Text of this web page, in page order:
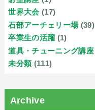
世界大会 (17)
石部アーチェリー場 (39)
卒業生の活躍 (1)
道具・チューニング講座
未分類 (111)
Archive